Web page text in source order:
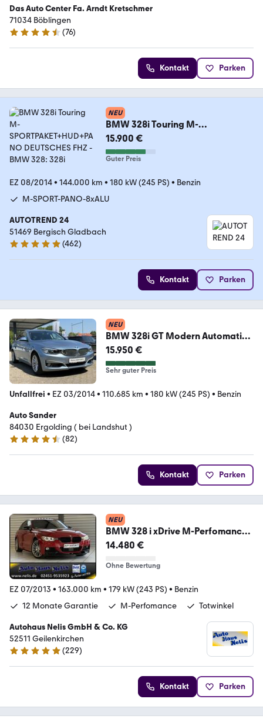
Das Auto Center Fa. Arndt Kretschmer
71034 Böblingen
4.7 Sterne
(76)
Kontakt Parken
NEU
BMW 328i Touring M-
SPORTPAKET+HUD+PANO
DEUTSCHES FHZ
15.900 €
Guter Preis
EZ 08/2014• 144.000 km • 180 kW (245 PS) • Benzin
M-SPORT-PANO-8xALU
AUTOTREND 24
51469 Bergisch Gladbach
4.8 Sterne
(462)
Kontakt Parken
NEU
BMW 328i GT Modern Automatik
Kamera Navi
15.950 €
Sehr guter Preis
Unfallfrei • EZ 03/2014• 110.685 km • 180 kW (245 PS) • Benzin
Auto Sander
84030 Ergolding ( bei Landshut )
4.7 Sterne
(82)
Kontakt Parken
NEU
BMW 328 i xDrive M-Perfomance
HUD 360G Spur Totwinke
14.480 €
Ohne Bewertung
EZ 07/2013 • 163.000 km • 179 kW (243 PS) • Benzin
12 Monate Garantie
M-Perfomance Totwinkel
Autohaus Nelis GmbH & Co. KG
52511 Geilenkirchen
4.9 Sterne
(229)
Kontakt Parken